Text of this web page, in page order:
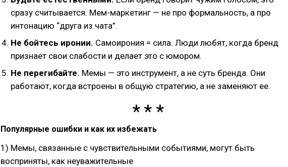
сразу считывается. Мем-маркетинг — не про формальность, а про
интонацию “друга из чата”.
Не бойтесь иронии. Самоирония = сила. Люди любят, когда бренд
признает свои слабости и делает это с юмором.
Не перегибайте. Мемы — это инструмент, а не суть бренда. Они
работают, когда встроены в общую стратегию, а не заменяют ее.
Популярные ошибки и как их избежать
1) Мемы, связанные с чувствительными событиями, могут быть
восприняты, как неуважительные